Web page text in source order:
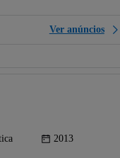
Ver anúncios
2013